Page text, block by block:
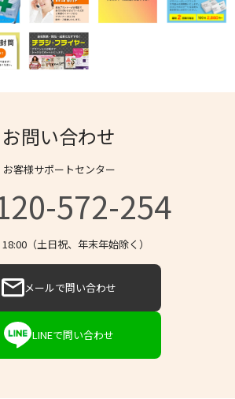
お問い合わせ
お客様サポートセンター
572-254
（土日祝、年末年始除く）
メールで問い合わせ
LINEで問い合わせ